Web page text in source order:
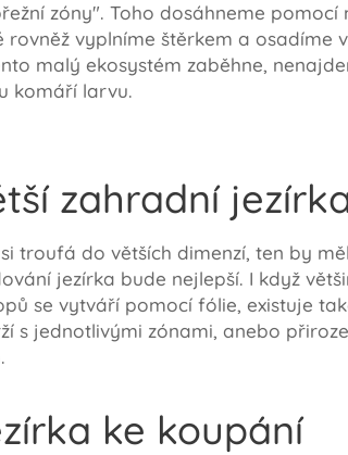
zóny". Toho dosáhneme pomocí
rovněž vyplníme štěrkem a osadíme
malý ekosystém zaběhne,
komáří larvu.
zahradní
troufá do větších dimenzí, ten by
jezírka bude nejlepší. I když
se vytváří pomocí fólie, existuje
s jednotlivými zónami, anebo
ke koupání